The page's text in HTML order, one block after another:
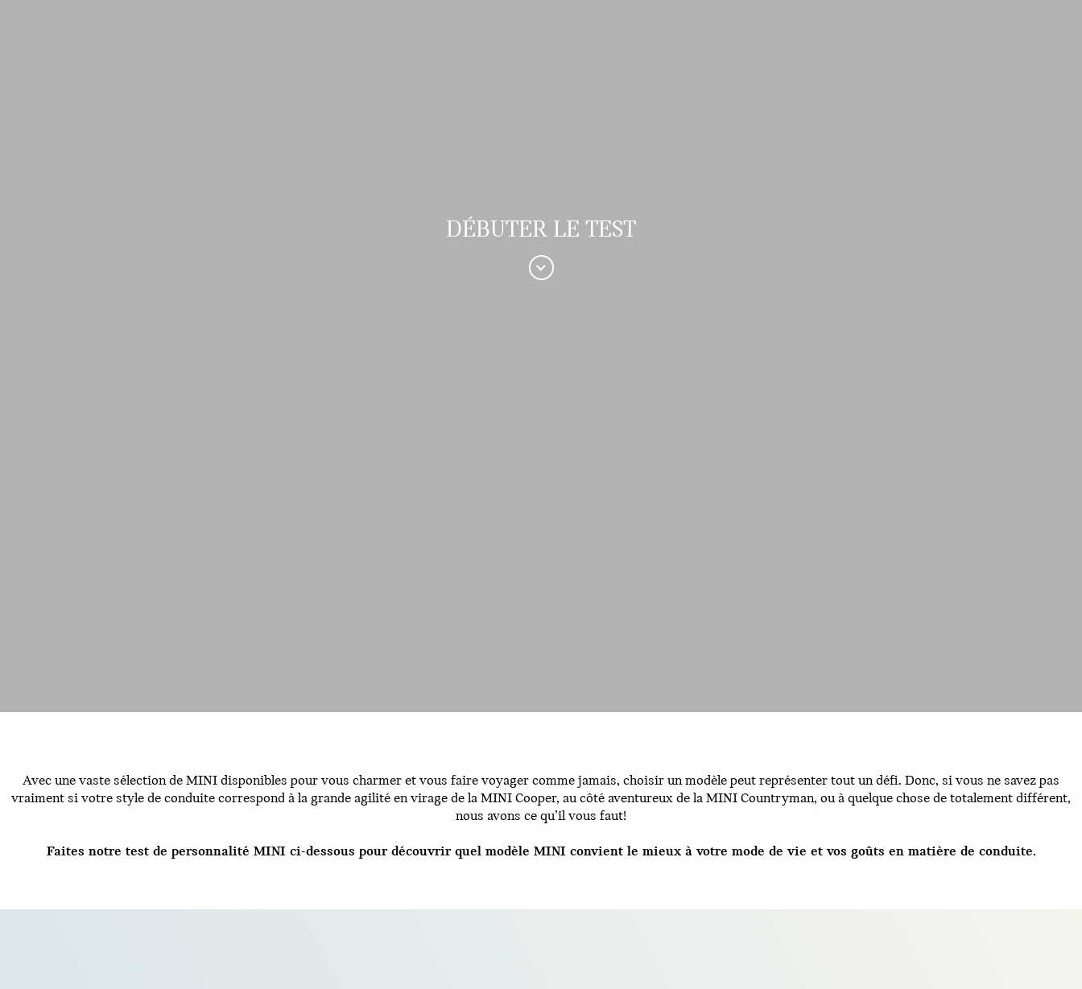
DÉBUTER LE TEST
Avec une vaste sélection de MINI disponibles pour vous charmer et vous faire voyager comme jamais, choisir un modèle peut représenter tout un défi. Donc, si vous ne savez pas
vraiment si votre style de conduite correspond à la grande agilité en virage de la MINI Cooper, au côté aventureux de la MINI Countryman, ou à quelque chose de totalement différent,
nous avons ce qu’il vous faut!
Faites notre test de personnalité MINI ci-dessous pour découvrir quel modèle MINI convient le mieux à votre mode de vie et vos goûts en matière de conduite.